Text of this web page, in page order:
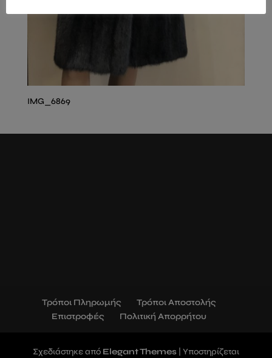
IMG_6869
Τρόποι Πληρωμής
Τρόποι Αποστολής
Επιστροφές
Πολιτική Απορρήτου
Σχεδιάστηκε από Elegant Themes| Υποστηρίζεται